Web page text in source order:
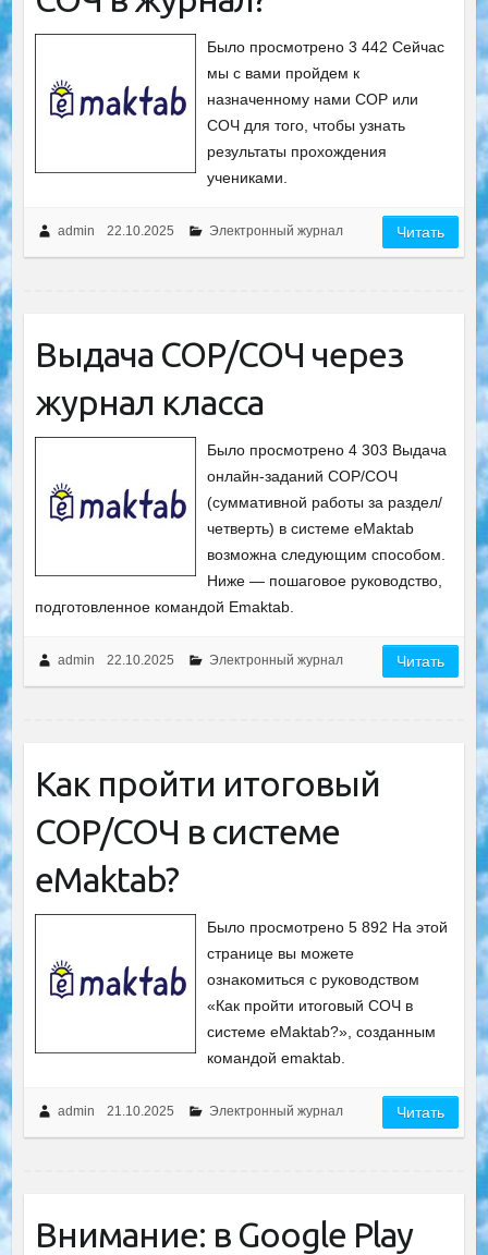
Было просмотрено 3 442 Сейчас
мы с вами пройдем к
назначенному нами СОР или
СОЧ для того, чтобы узнать
результаты прохождения
учениками.
admin 22.10.2025 Электронный журнал Читать
Выдача СОР/СОЧ через
журнал класса
Было просмотрено 4 303 Выдача
онлайн-заданий СОР/СОЧ
(суммативной работы за раздел/
четверть) в системе eMaktab
возможна следующим способом.
Ниже — пошаговое руководство,
подготовленное командой Emaktab.
admin 22.10.2025 Электронный журнал Читать
Как пройти итоговый
СОР/СОЧ в системе
eMaktab?
Было просмотрено 5 892 На этой
странице вы можете
ознакомиться с руководством
«Как пройти итоговый СОЧ в
системе eMaktab?», созданным
командой emaktab.
admin 21.10.2025 Электронный журнал Читать
Внимание: в Google Play